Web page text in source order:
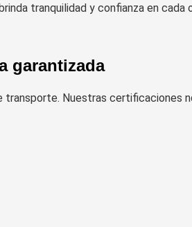
tranquilidad y confianza en
garantizada
Nuestras certificaciones